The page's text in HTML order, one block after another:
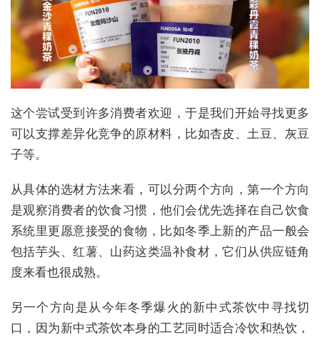
这个尝试受到许多消费者欢迎，于是我们开始寻找更多
可以支撑差异化竞争的原材料，比如杏皮、土豆、灰豆
子等。
从具体的选材方法来看，可以分两个方向，第一个方向
是观察消费者的饮食习惯，他们会优先选择在自己饮食
系统里更愿意接受的食物，比如冬季上新的产品一般会
包括芋头、红薯、山药这类温补食材，它们从供应链角
度来看也很成熟。
另一个方向是从今年冬季爆火的新中式茶饮中寻找切
口，因为新中式茶饮本身的工艺同时适合冷饮和热饮，